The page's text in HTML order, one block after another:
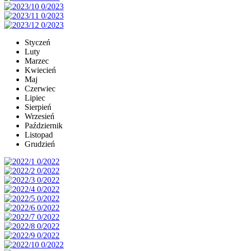
Styczeń
Luty
Marzec
Kwiecień
Maj
Czerwiec
Lipiec
Sierpień
Wrzesień
Październik
Listopad
Grudzień